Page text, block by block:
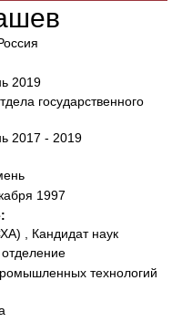
2019
государственного
2017 - 2019
1997
, Кандидат наук
технологий